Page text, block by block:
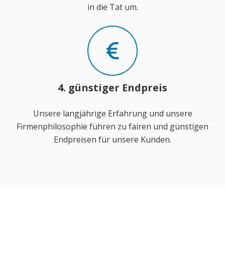
in die Tat um.
4. günstiger Endpreis
Unsere langjährige Erfahrung und unsere
Firmenphilosophie führen zu fairen und günstigen
Endpreisen für unsere Kunden.